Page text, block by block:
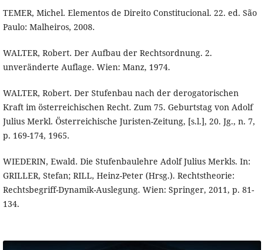
TEMER, Michel. Elementos de Direito Constitucional. 22. ed. São
Paulo: Malheiros, 2008.
WALTER, Robert. Der Aufbau der Rechtsordnung. 2.
unveränderte Auflage. Wien: Manz, 1974.
WALTER, Robert. Der Stufenbau nach der derogatorischen
Kraft im österreichischen Recht. Zum 75. Geburtstag von Adolf
Julius Merkl. Österreichische Juristen-Zeitung, [s.l.], 20. Jg., n. 7,
p. 169-174, 1965.
WIEDERIN, Ewald. Die Stufenbaulehre Adolf Julius Merkls. In:
GRILLER, Stefan; RILL, Heinz-Peter (Hrsg.). Rechtstheorie:
Rechtsbegriff-Dynamik-Auslegung. Wien: Springer, 2011, p. 81-
134.